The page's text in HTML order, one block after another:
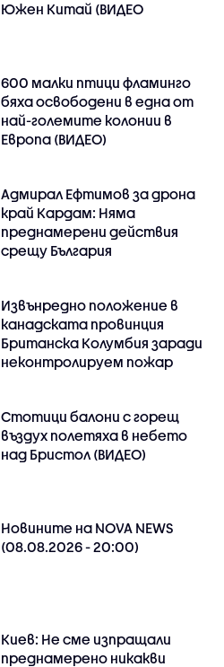
Южен Китай (ВИДЕО
600 малки птици фламинго
бяха освободени в една от
най-големите колонии в
Европа (ВИДЕО)
Адмирал Ефтимов за дрона
край Кардам: Няма
преднамерени действия
срещу България
Извънредно положение в
канадската провинция
Британска Колумбия заради
неконтролируем пожар
Стотици балони с горещ
въздух полетяха в небето
над Бристол (ВИДЕО)
Новините на NOVA NEWS
(08.08.2026 - 20:00)
Киев: Не сме изпращали
преднамерено никакви